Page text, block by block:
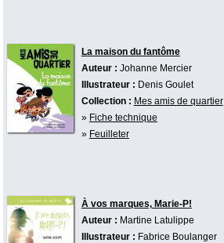
La maison du fantôme
Auteur : Johanne Mercier
Illustrateur : Denis Goulet
Collection : Mes amis de quartier
» Fiche technique
» Feuilleter
À vos marques, Marie-P!
Auteur : Martine Latulippe
Illustrateur : Fabrice Boulanger